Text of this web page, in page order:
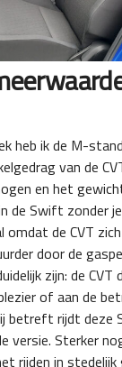
heb ik de M-
van de
en het
de Swift zonder
de CVT
door de
zijn: de
of aan de
betreft rijdt deze
versie. Sterker
rijden in stedelijk